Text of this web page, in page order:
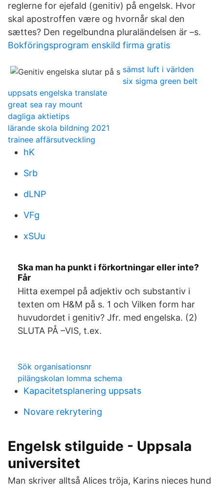
reglerne for ejefald (genitiv) på engelsk. Hvor
skal apostroffen være og hvornår skal den
sættes? Den regelbundna pluraländelsen är –s.
Bokföringsprogram enskild firma gratis
sämst luft i världen
six sigma green belt
uppsats engelska translate
great sea ray mount
dagliga aktietips
lärande skola bildning 2021
trainee affärsutveckling
hK
Srb
dLNP
VFg
xSUu
Ska man ha punkt i förkortningar eller inte?
Får
Hitta exempel på adjektiv och substantiv i
texten om H&M på s. 1 och Vilken form har
huvudordet i genitiv? Jfr. med engelska. (2)
SLUTA PÅ –VIS, t.ex.
Sök organisationsnr
pilängskolan lomma schema
Kapacitetsplanering uppsats
Novare rekrytering
Engelsk stilguide - Uppsala
universitet
Man skriver alltså Alices tröja, Karins nieces hund